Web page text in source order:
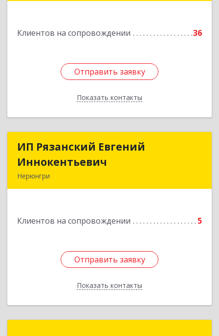
Клиентов на сопровождении 36
Отправить заявку
Показать контакты
Отправить заявку
Назад
ИП Рязанский Евгений
Иннокентьевич
Нерюнгри
Клиентов на сопровождении 5
Отправить заявку
Показать контакты
ИП Рязанский Евгений
Подробнее
Отправить заявку
Назад